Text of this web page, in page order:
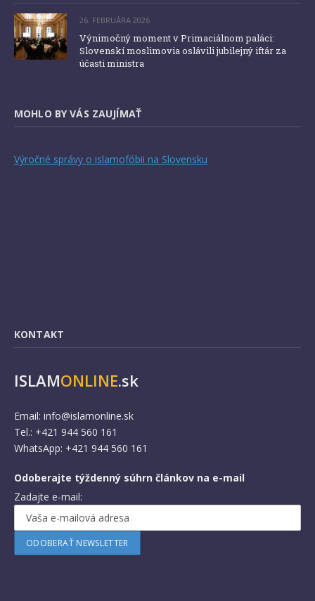
26. FEBRUÁRA 2026
Výnimočný moment v Primaciálnom paláci:
Slovenskí moslimovia oslávili jubilejný iftár za
účasti ministra
MOHLO BY VÁS ZAUJÍMAŤ
Výročné správy o islamofóbii na Slovensku
KONTAKT
ISLAMONLINE.sk
Email: info@islamonline.sk
Tel.: +421 944 560 161
WhatsApp: +421 944 560 161
Odoberajte týždenný súhrn článkov na e-mail
Zadajte e-mail: